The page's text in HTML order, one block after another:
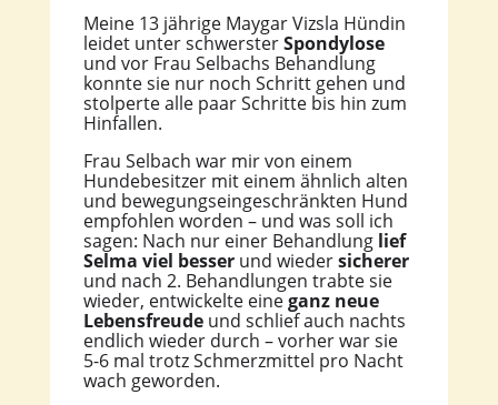
Meine 13 jährige Maygar Vizsla Hündin
leidet unter schwersterSpondylose
und vor Frau Selbachs Behandlung
konnte sie nur noch Schritt gehen und
stolperte alle paar Schritte bis hin zum
Hinfallen.
Frau Selbach war mir von einem
Hundebesitzer mit einem ähnlich alten
und bewegungseingeschränkten Hund
empfohlen worden – und was soll ich
sagen: Nach nur einer Behandlung lief
Selma viel besserund wiedersicherer
und nach 2. Behandlungen trabte sie
wieder, entwickelte eineganz neue
Lebensfreudeund schlief auch nachts
endlich wieder durch – vorher war sie
5-6 mal trotz Schmerzmittel pro Nacht
wach geworden.